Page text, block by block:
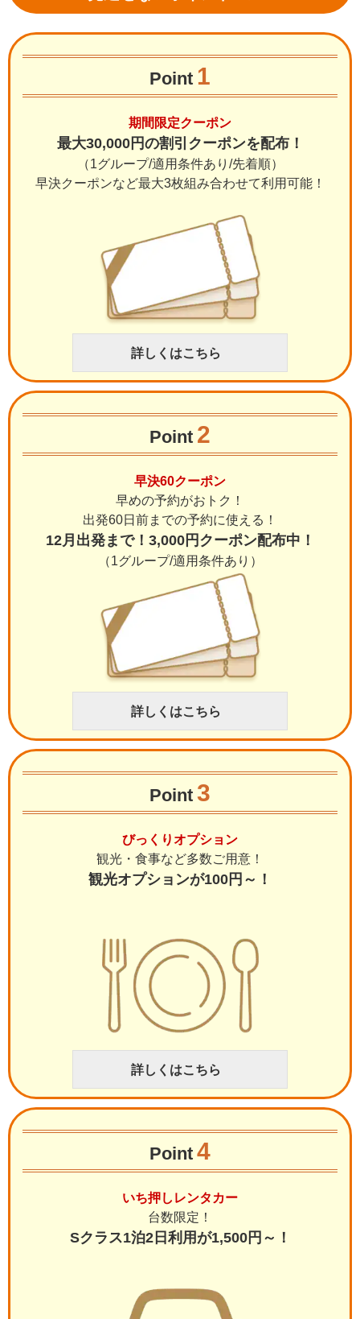
Point 1
期間限定クーポン
最大30,000円の割引クーポンを配布！
（1グループ/適用条件あり/先着順）
早決クーポンなど最大3枚組み合わせて利用可能！
詳しくはこちら
Point 2
早決60クーポン
早めの予約がおトク！
出発60日前までの予約に使える！
12月出発まで！3,000円クーポン配布中！
（1グループ/適用条件あり）
詳しくはこちら
Point 3
びっくりオプション
観光・食事など多数ご用意！
観光オプションが100円～！
詳しくはこちら
Point 4
いち押しレンタカー
台数限定！
Sクラス1泊2日利用が1,500円～！